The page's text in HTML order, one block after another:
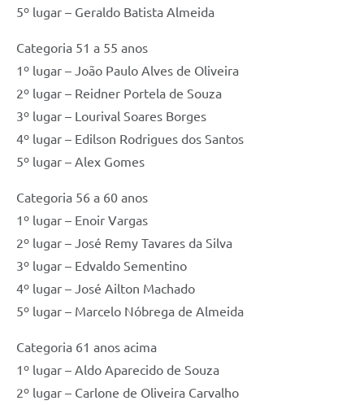
5º lugar – Geraldo Batista Almeida
Categoria 51 a 55 anos
1º lugar – João Paulo Alves de Oliveira
2º lugar – Reidner Portela de Souza
3º lugar – Lourival Soares Borges
4º lugar – Edilson Rodrigues dos Santos
5º lugar – Alex Gomes
Categoria 56 a 60 anos
1º lugar – Enoir Vargas
2º lugar – José Remy Tavares da Silva
3º lugar – Edvaldo Sementino
4º lugar – José Ailton Machado
5º lugar – Marcelo Nóbrega de Almeida
Categoria 61 anos acima
1º lugar – Aldo Aparecido de Souza
2º lugar – Carlone de Oliveira Carvalho